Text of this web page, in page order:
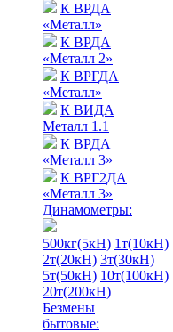
К ВРДА
«Металл»
К ВРДА
«Металл 2»
К ВРГДА
«Металл»
К ВИДА
Металл 1.1
К ВРДА
«Металл 3»
К ВРГ2ДА
«Металл 3»
Динамометры:
500кг(5кН) 1т(10кН)
2т(20кН) 3т(30кН)
5т(50кН) 10т(100кН)
20т(200кН)
Безмены
бытовые: